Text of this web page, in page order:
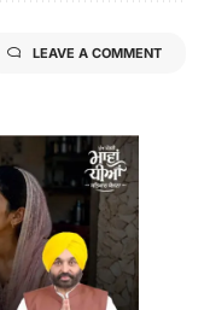
LEAVE A COMMENT